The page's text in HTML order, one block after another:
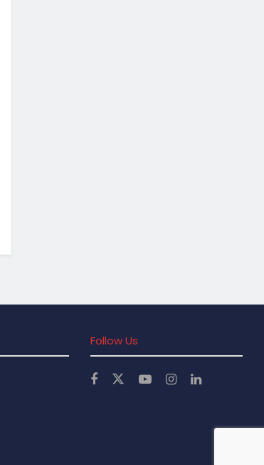
Follow Us